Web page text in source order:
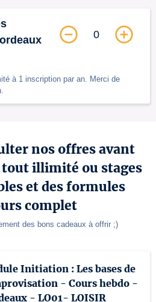
à 1 inscription par an. Merci de
0
nos offres avant
tout illimité ou stages
et des formules
complet
des bons cadeaux à offrir ;)
Initiation : Les bases de
- Cours hebdo -
- LO01- LOISIR